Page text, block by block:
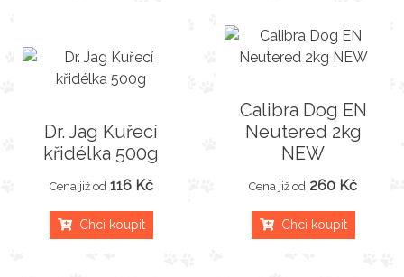
Dr. Jag Kuřecí
křidélka 500g
Cena již od 116 Kč
Chci koupit
Calibra Dog EN
Neutered 2kg
NEW
Cena již od 260 Kč
Chci koupit